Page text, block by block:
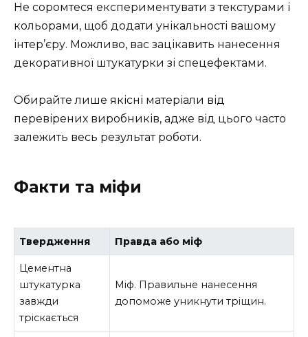
Не соромтеся експериментувати з текстурами і
кольорами, щоб додати унікальності вашому
інтер’єру. Можливо, вас зацікавить нанесення
декоративної штукатурки зі спецефектами.
Обирайте лише якісні матеріали від
перевірених виробників, адже від цього часто
залежить весь результат роботи.
Факти та міфи
Твердження Правда або міф
Цементна
штукатурка
завжди
тріскається
Міф. Правильне нанесення
допоможе уникнути тріщин.